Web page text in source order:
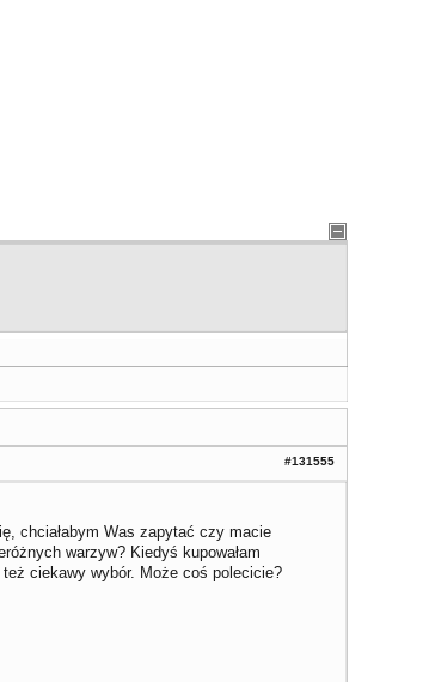
#131555
chciałabym Was zapytać czy macie
warzyw? Kiedyś kupowałam
ciekawy wybór. Może coś polecicie?